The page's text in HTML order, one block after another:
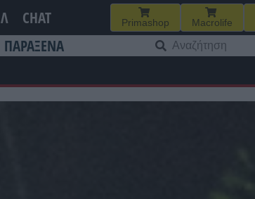
Λ CHAT Primashop Macrolife
ΠΑΡΑΞΕΝΑ